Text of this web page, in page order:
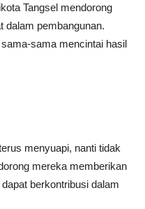
Tangsel mendorong
dalam pembangunan.
sama mencintai hasil
menyuapi, nanti tidak
mereka memberikan
berkontribusi dalam